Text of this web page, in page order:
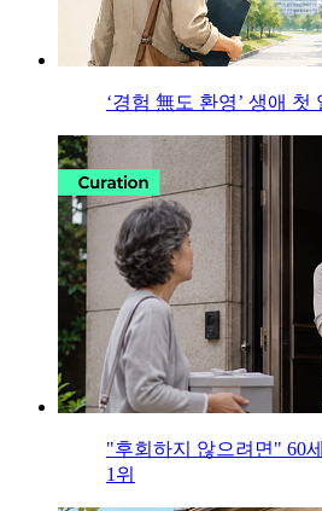
‘경험 無도 환영’ 생애 첫
"후회하지 않으려면" 60
1위